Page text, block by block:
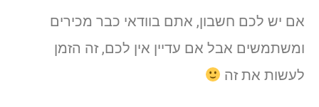
אם יש לכם חשבון, אתם בוודאי כבר מכירים
ומשתמשים אבל אם עדיין אין לכם, זה הזמן
לעשות את זה